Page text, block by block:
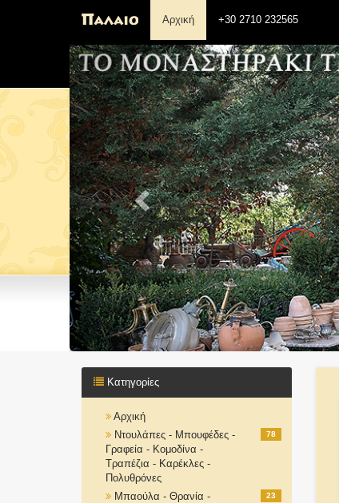
Αρχική +30 2710 232565
Previous
Κατηγορίες
Αρχική
Ντουλάπες - Μπουφέδες -
Γραφεία - Κομοδίνα -
Τραπέζια - Καρέκλες -
Πολυθρόνες
78
Μπαούλα - Θρανία -
23